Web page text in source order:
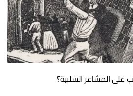
على المشاعر السلبية؟